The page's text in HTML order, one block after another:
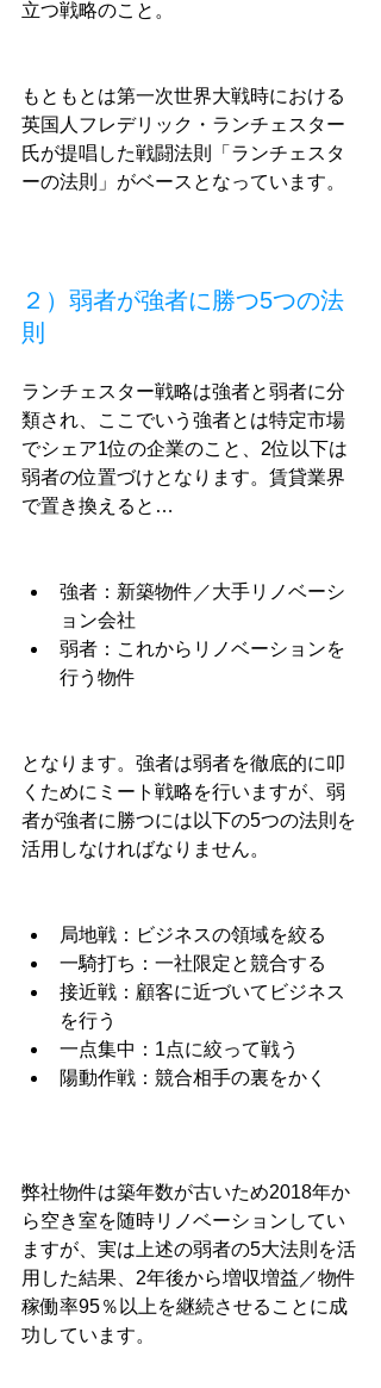
立つ戦略のこと。
もともとは第一次世界大戦時における
英国人フレデリック・ランチェスター
氏が提唱した戦闘法則「ランチェスタ
ーの法則」がベースとなっています。
２）弱者が強者に勝つ5つの法
則
ランチェスター戦略は強者と弱者に分
類され、ここでいう強者とは特定市場
でシェア1位の企業のこと、2位以下は
弱者の位置づけとなります。賃貸業界
で置き換えると…
強者：新築物件／大手リノベーシ
ョン会社
弱者：これからリノベーションを
行う物件
となります。強者は弱者を徹底的に叩
くためにミート戦略を行いますが、弱
者が強者に勝つには以下の5つの法則を
活用しなければなりません。
局地戦：ビジネスの領域を絞る
一騎打ち：一社限定と競合する
接近戦：顧客に近づいてビジネス
を行う
一点集中：1点に絞って戦う
陽動作戦：競合相手の裏をかく
弊社物件は築年数が古いため2018年か
ら空き室を随時リノベーションしてい
ますが、実は上述の弱者の5大法則を活
用した結果、2年後から増収増益／物件
稼働率95％以上を継続させることに成
功しています。